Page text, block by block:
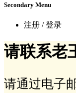
Secondary Menu
注册 / 登录
请联系老
请通过电子